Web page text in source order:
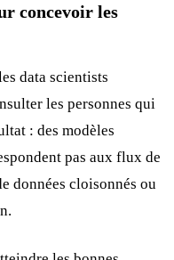
concevoir les
data scientists
les personnes qui
: des modèles
pas aux flux de
données cloisonnés ou